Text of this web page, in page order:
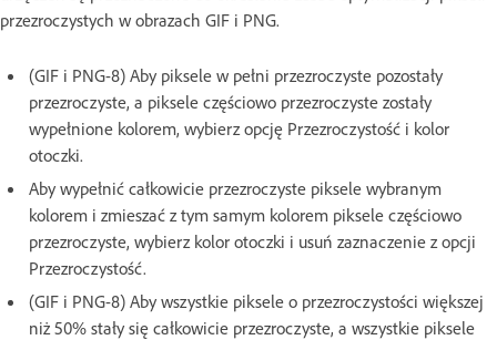
przezroczystych w obrazach GIF i PNG.
(GIF i PNG-8) Aby piksele w pełni przezroczyste pozostały
przezroczyste, a piksele częściowo przezroczyste zostały
wypełnione kolorem, wybierz opcję Przezroczystość i kolor
otoczki.
Aby wypełnić całkowicie przezroczyste piksele wybranym
kolorem i zmieszać z tym samym kolorem piksele częściowo
przezroczyste, wybierz kolor otoczki i usuń zaznaczenie z opcji
Przezroczystość.
(GIF i PNG-8) Aby wszystkie piksele o przezroczystości większej
niż 50% stały się całkowicie przezroczyste, a wszystkie piksele